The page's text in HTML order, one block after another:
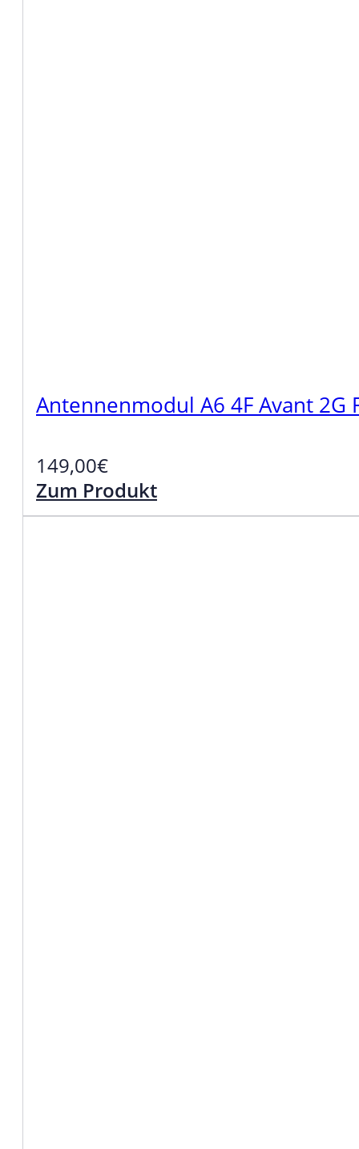
Antennenmodul A6 4F Avant 2G
149,00€
Zum Produkt